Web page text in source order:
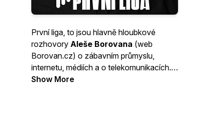
První liga, to jsou hlavně hloubkové
rozhovory Aleše Borovana (web
Borovan.cz) o zábavním průmyslu,
internetu, médiích a o telekomunikacích.
S lidmi, kteří v těchto oborech patří ke
Show More